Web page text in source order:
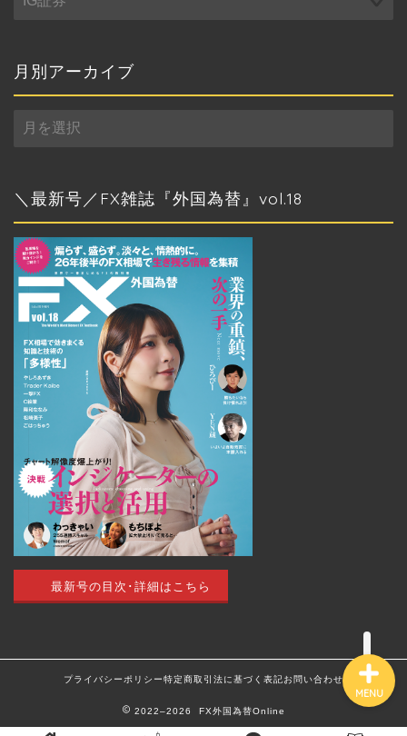
テ
ー
月別アーカイブ
月
別
カ
＼最新号／FX雑誌『外国為替』vol.18
最新号の目次･詳細はこちら
プライバシーポリシー特定商取引法に基づく表記お問い合わせ
2022–2026 FX外国為替Online
MENU
トップページ
発売のお知らせ
トレードアイデア
最新記事（すべての記事）